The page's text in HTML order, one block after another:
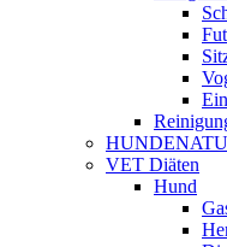
VET Diäten
Hund